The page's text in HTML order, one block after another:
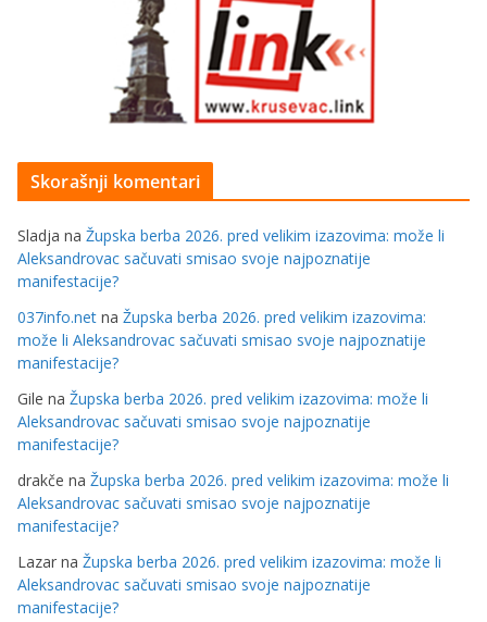
Skorašnji komentari
Sladja na Župska berba 2026. pred velikim izazovima: može li
Aleksandrovac sačuvati smisao svoje najpoznatije
manifestacije?
037info.net na Župska berba 2026. pred velikim izazovima:
može li Aleksandrovac sačuvati smisao svoje najpoznatije
manifestacije?
Gile na Župska berba 2026. pred velikim izazovima: može li
Aleksandrovac sačuvati smisao svoje najpoznatije
manifestacije?
drakče na Župska berba 2026. pred velikim izazovima: može li
Aleksandrovac sačuvati smisao svoje najpoznatije
manifestacije?
Lazar na Župska berba 2026. pred velikim izazovima: može li
Aleksandrovac sačuvati smisao svoje najpoznatije
manifestacije?